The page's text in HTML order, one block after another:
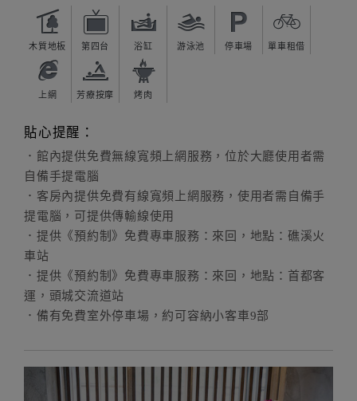
木質地板 第四台 浴缸 游泳池 停車場 單車租借
上網 芳療按摩 烤肉
貼心提醒：
．館內提供免費無線寬頻上網服務，位於大廳使用者需
自備手提電腦
．客房內提供免費有線寬頻上網服務，使用者需自備手
提電腦，可提供傳輸線使用
．提供《預約制》免費專車服務：來回，地點：礁溪火
車站
．提供《預約制》免費專車服務：來回，地點：首都客
運，頭城交流道站
．備有免費室外停車場，約可容納小客車9部